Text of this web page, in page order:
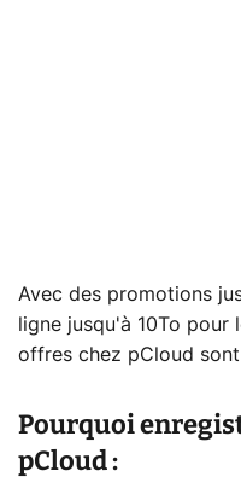
Avec des promotions
ligne jusqu'à 10To pour
offres chez pCloud
Pourquoi
pCloud :